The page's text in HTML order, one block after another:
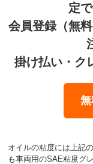
定
会員登録（無
掛け払い・ク
オイルの粘度には上記
も車両用のSAE粘度グ